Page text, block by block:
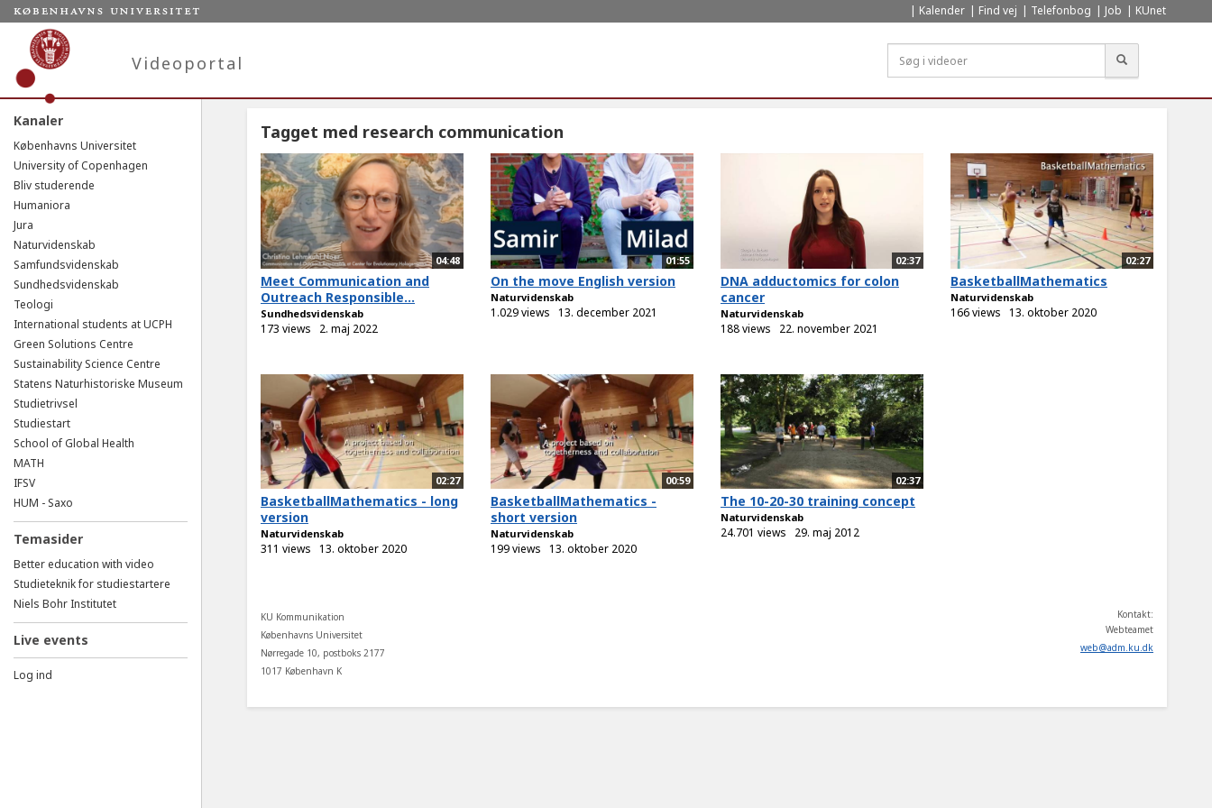
Kalender Find vej Telefonbog Job KUnet
Videoportal
Kanaler
Københavns Universitet
University of Copenhagen
Bliv studerende
Humaniora
Jura
Naturvidenskab
Samfundsvidenskab
Sundhedsvidenskab
Teologi
International students at UCPH
Green Solutions Centre
Sustainability Science Centre
Statens Naturhistoriske Museum
Studietrivsel
Studiestart
School of Global Health
MATH
IFSV
HUM - Saxo
Temasider
Better education with video
Studieteknik for studiestartere
Niels Bohr Institutet
Live events
Log ind
Tagget med research communication
04:48
Meet Communication and
Outreach Responsible...
Sundhedsvidenskab
173 views 2. maj 2022
01:55
On the move English version
Naturvidenskab
1.029 views 13. december 2021
02:37
DNA adductomics for colon
cancer
Naturvidenskab
188 views 22. november 2021
02:27
BasketballMathematics
Naturvidenskab
166 views 13. oktober 2020
02:27
BasketballMathematics - long
version
Naturvidenskab
311 views 13. oktober 2020
00:59
BasketballMathematics -
short version
Naturvidenskab
199 views 13. oktober 2020
02:37
The 10-20-30 training concept
Naturvidenskab
24.701 views 29. maj 2012
KU Kommunikation
Københavns Universitet
Nørregade 10, postboks 2177
1017 København K
Kontakt:
Webteamet
web@adm.ku.dk